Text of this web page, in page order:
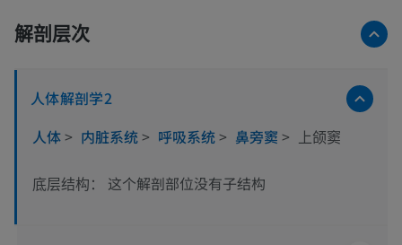
解剖层次
人体解剖学2
人体> 内脏系统> 呼吸系统> 鼻旁窦 > 上颌窦
底层结构： 这个解剖部位没有子结构